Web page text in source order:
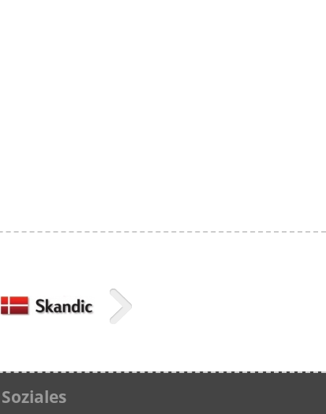
Soziales